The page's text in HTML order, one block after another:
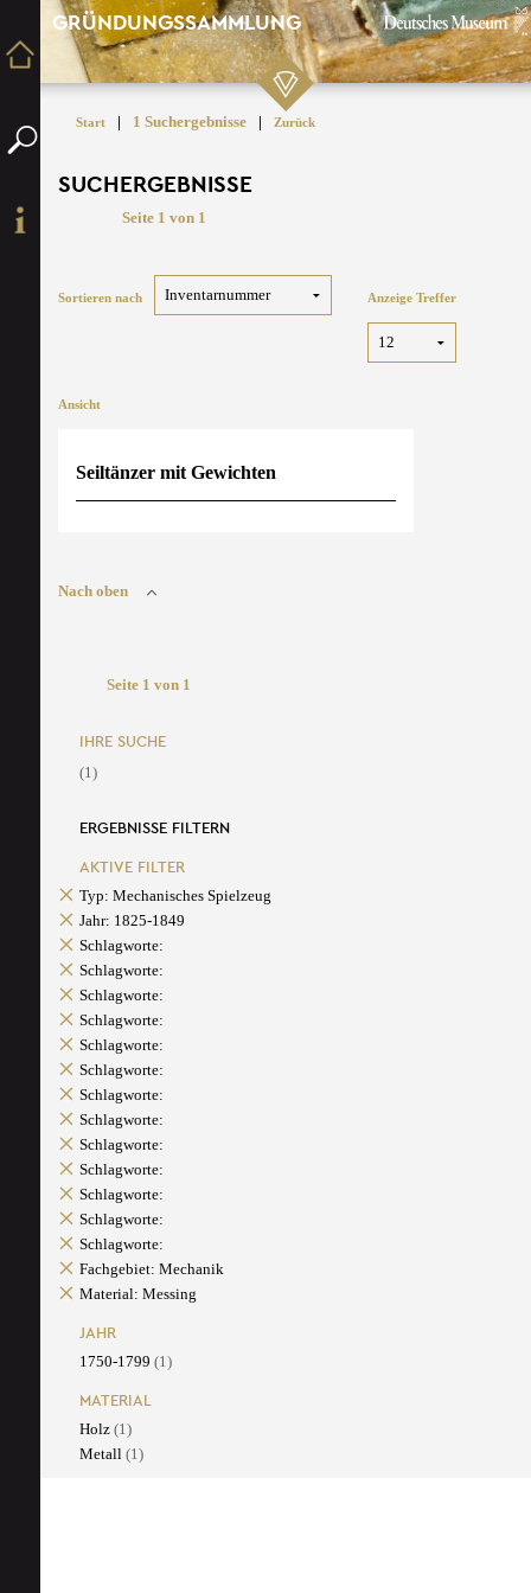
GRÜNDUNGSSAMMLUNG
Start | 1 Suchergebnisse | Zurück
SUCHERGEBNISSE
Seite 1 von 1
Sortieren nach Anzeige Treffer
Ansicht
Seiltänzer mit Gewichten
Nach oben
Seite 1 von 1
IHRE SUCHE
(1)
ERGEBNISSE FILTERN
AKTIVE FILTER
Typ: Mechanisches Spielzeug
Jahr: 1825-1849
Schlagworte:
Schlagworte:
Schlagworte:
Schlagworte:
Schlagworte:
Schlagworte:
Schlagworte:
Schlagworte:
Schlagworte:
Schlagworte:
Schlagworte:
Schlagworte:
Schlagworte:
Fachgebiet: Mechanik
Material: Messing
JAHR
1750-1799 (1)
MATERIAL
Holz (1)
Metall (1)